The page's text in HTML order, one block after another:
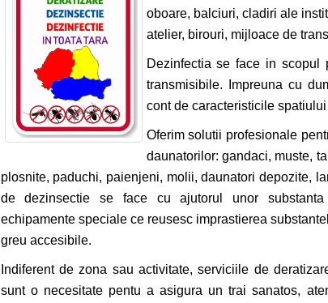
oboare, balciuri, cladiri ale
atelier, birouri, mijloace de
Dezinfectia se face in
transmisibile. Impreuna cu
cont de caracteristicile
Oferim solutii profesionale
daunatorilor: gandaci, muste,
plosnite, paduchi, paienjeni, molii, daunatori depozite,
de dezinsectie se face cu ajutorul unor
echipamente speciale ce reusesc imprastierea
greu accesibile.
Indiferent de zona sau activitate, serviciile de
sunt o necesitate pentu a asigura un trai sanatos,